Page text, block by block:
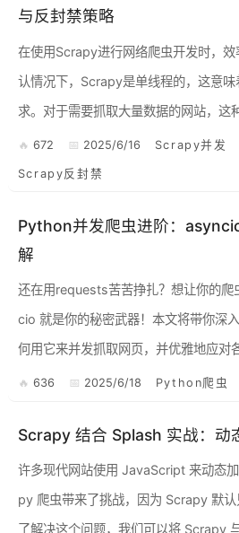
与反封禁策略
在使用Scrapy进行网络爬虫开发时，
认情况下，Scrapy是单线程的，这意
求。对于需要抓取大量数据的网站，这
Scrapy的爬取速度，我们可以利用
672 2025/6/16 Scrapy并发
Scrapy反封禁
Python并发爬虫进阶：
解
还在用requests苦苦挣扎？想让你的爬
cio 就是你的秘密武器！本文将带你深
何用它来并发抓取网页，并优雅地应对
效率提升N个数量级！ 1. as...
636 2025/6/18 Python爬虫
Scrapy 结合 Splash 实战：动
许多现代网站使用 JavaScript 来动态
py 爬虫带来了挑战，因为 Scrapy 默
了解决这个问题，我们可以将 Scrapy